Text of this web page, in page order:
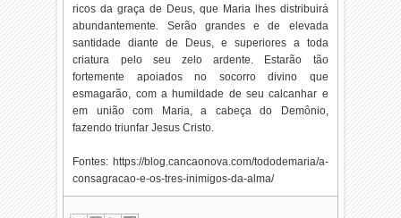
ricos da graça de Deus, que Maria lhes distribuirá
abundantemente. Serão grandes e de elevada
santidade diante de Deus, e superiores a toda
criatura pelo seu zelo ardente. Estarão tão
fortemente apoiados no socorro divino que
esmagarão, com a humildade de seu calcanhar e
em união com Maria, a cabeça do Demônio,
fazendo triunfar Jesus Cristo.
Fontes: https://blog.cancaonova.com/tododemaria/a-
consagracao-e-os-tres-inimigos-da-alma/